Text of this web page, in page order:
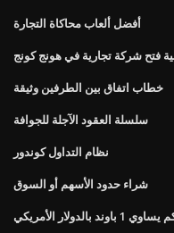
أفضل ألعاب محاكاة التجارة
فتح شركة تجارية في هونج كونج
خطاب اتفاق بين الطرفين وثيقة
سلسلة العقود الآجلة للجوافة
نظام التداول كوندور
شراء حدود الأسهم أو السوق
1 باوند بالدولار الأمريكي